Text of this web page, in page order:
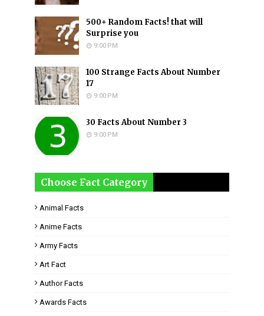
500+ Random Facts! that will
Surprise you
9:00 PM
100 Strange Facts About Number
17
9:00 PM
30 Facts About Number 3
9:00 PM
Choose Fact Category
Animal Facts
Anime Facts
Army Facts
Art Fact
Author Facts
Awards Facts